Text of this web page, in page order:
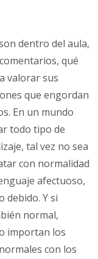
dentro del aula,
qué
valorar sus
que engordan
En un mundo
todo tipo de
tal vez no sea
con normalidad
afectuoso,
debido. Y si
normal,
importan los
con los